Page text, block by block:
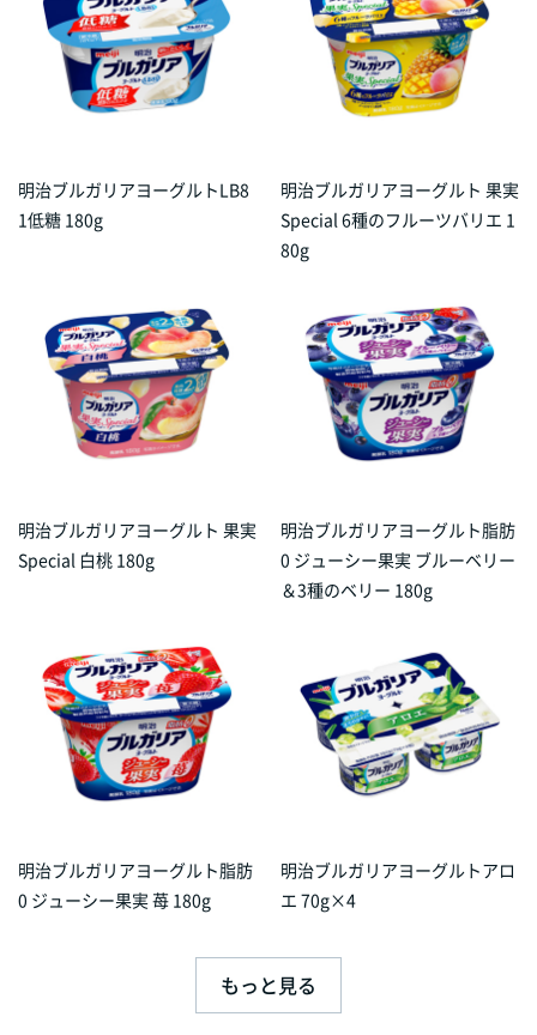
明治ブルガリアヨーグルトLB8
1低糖 180g
明治ブルガリアヨーグルト 果実
Special 6種のフルーツバリエ 1
80g
明治ブルガリアヨーグルト 果実
Special 白桃 180g
明治ブルガリアヨーグルト脂肪
0 ジューシー果実 ブルーベリー
＆3種のベリー 180g
明治ブルガリアヨーグルト脂肪
0 ジューシー果実 苺 180g
明治ブルガリアヨーグルトアロ
エ 70g×4
もっと見る